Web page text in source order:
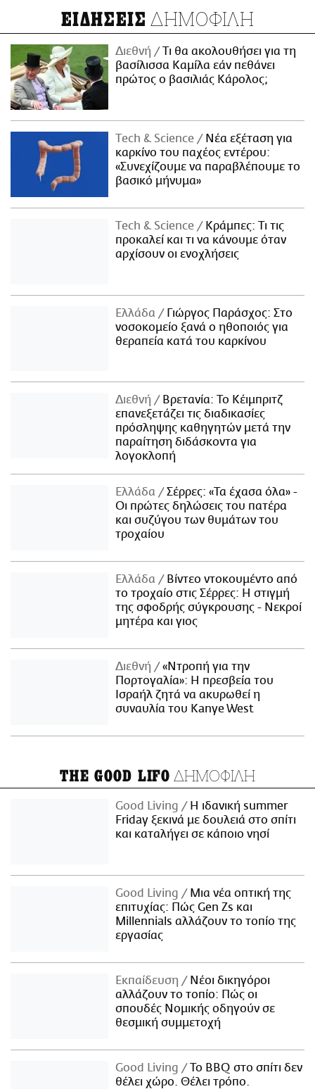
ΕΙΔΗΣΕΙΣ ΔΗΜΟΦΙΛΗ
Διεθνή
Τι θα ακολουθήσει για τη
βασίλισσα Καμίλα εάν πεθάνει
πρώτος ο βασιλιάς Κάρολος;
Τech & Science
Νέα εξέταση για
καρκίνο του παχέος εντέρου:
«Συνεχίζουμε να παραβλέπουμε το
βασικό μήνυμα»
Τech & Science
Κράμπες: Τι τις
προκαλεί και τι να κάνουμε όταν
αρχίσουν οι ενοχλήσεις
Ελλάδα
Γιώργος Παράσχος: Στο
νοσοκομείο ξανά ο ηθοποιός για
θεραπεία κατά του καρκίνου
Διεθνή
Βρετανία: Το Κέιμπριτζ
επανεξετάζει τις διαδικασίες
πρόσληψης καθηγητών μετά την
παραίτηση διδάσκοντα για
λογοκλοπή
Ελλάδα
Σέρρες: «Τα έχασα όλα» -
Οι πρώτες δηλώσεις του πατέρα
και συζύγου των θυμάτων του
τροχαίου
Ελλάδα
Βίντεο ντοκουμέντο από
το τροχαίο στις Σέρρες: Η στιγμή
της σφοδρής σύγκρουσης - Νεκροί
μητέρα και γιος
Διεθνή
«Ντροπή για την
Πορτογαλία»: Η πρεσβεία του
Ισραήλ ζητά να ακυρωθεί η
συναυλία του Kanye West
THE GOOD LIFO ΔΗΜΟΦΙΛΗ
Good Living
Η ιδανική summer
Friday ξεκινά με δουλειά στο σπίτι
και καταλήγει σε κάποιο νησί
Good Living
Μια νέα οπτική της
επιτυχίας: Πώς Gen Zs και
Millennials αλλάζουν το τοπίο της
εργασίας
Εκπαίδευση
Νέοι δικηγόροι
αλλάζουν το τοπίο: Πώς οι
σπουδές Νομικής οδηγούν σε
θεσμική συμμετοχή
Good Living
Το BBQ στο σπίτι δεν
θέλει χώρο. Θέλει τρόπο.